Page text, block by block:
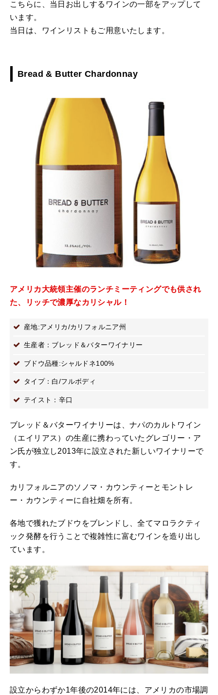
こちらに、当日お出しするワインの一部をアップして
います。
当日は、ワインリストもご用意いたします。
Bread & Butter Chardonnay
アメリカ大統領主催のランチミーティングでも供され
た、リッチで濃厚なカリシャル！
産地:アメリカ/カリフォルニア州
生産者：ブレッド＆バターワイナリー
ブドウ品種:シャルドネ100%
タイプ：白/フルボディ
テイスト：辛口
ブレッド＆バターワイナリーは、ナパのカルトワイン
（エイリアス）の生産に携わっていたグレゴリー・ア
ン氏が独立し2013年に設立された新しいワイナリーで
す。
カリフォルニアのソノマ・カウンティーとモントレ
ー・カウンティーに自社畑を所有。
各地で獲れたブドウをブレンドし、全てマロラクティ
ック発酵を行うことで複雑性に富むワインを造り出し
ています。
設立からわずか1年後の2014年には、アメリカの市場調